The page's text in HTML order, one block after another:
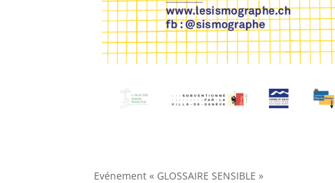
Evénement « GLOSSAIRE SENSIBLE »